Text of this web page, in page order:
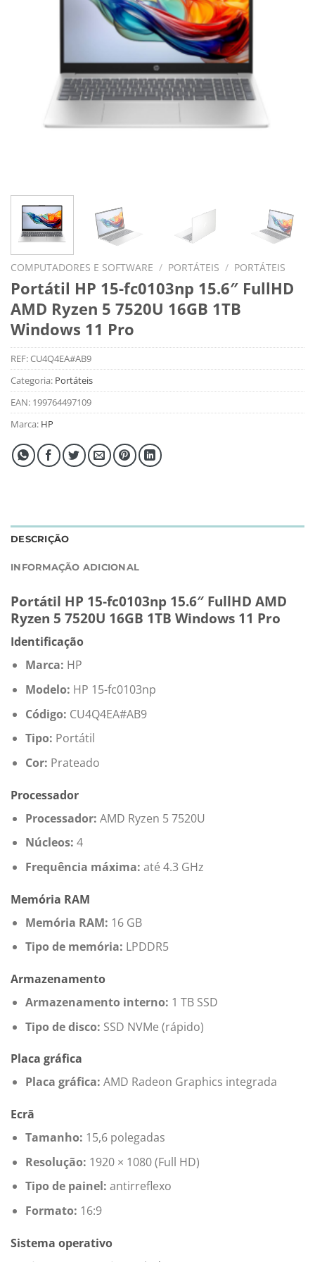
COMPUTADORES E SOFTWARE / PORTÁTEIS / PORTÁTEIS
Portátil HP 15-fc0103np 15.6″ FullHD
AMD Ryzen 5 7520U 16GB 1TB
Windows 11 Pro
REF:CU4Q4EA#AB9
Categoria: Portáteis
EAN: 199764497109
Marca: HP
DESCRIÇÃO
INFORMAÇÃO ADICIONAL
Portátil HP 15-fc0103np 15.6″ FullHD AMD
Ryzen 5 7520U 16GB 1TB Windows 11 Pro
Identificação
Marca: HP
Modelo: HP 15-fc0103np
Código: CU4Q4EA#AB9
Tipo: Portátil
Cor: Prateado
Processador
Processador: AMD Ryzen 5 7520U
Núcleos: 4
Frequência máxima: até 4.3 GHz
Memória RAM
Memória RAM: 16 GB
Tipo de memória: LPDDR5
Armazenamento
Armazenamento interno: 1 TB SSD
Tipo de disco: SSD NVMe (rápido)
Placa gráfica
Placa gráfica: AMD Radeon Graphics integrada
Ecrã
Tamanho: 15,6 polegadas
Resolução: 1920 × 1080 (Full HD)
Tipo de painel: antirreflexo
Formato: 16:9
Sistema operativo